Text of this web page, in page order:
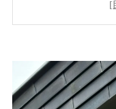
お問い合わせ方法
まとめ